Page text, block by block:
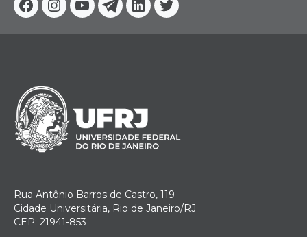
Facebook
Instagram
YoutubeTelegram
Linkedin
Twitter
Rua Antônio Barros de Castro, 119
Cidade Universitária, Rio de Janeiro/RJ
CEP: 21941-853